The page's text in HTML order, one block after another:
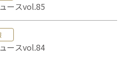
ースvol.85
ースvol.84